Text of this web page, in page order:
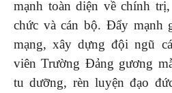
mạnh toàn diện về chính
chức và cán bộ. Đẩy mạnh
mạng, xây dựng đội ngũ
viên Trường Đảng gương
tu dưỡng, rèn luyện đạo